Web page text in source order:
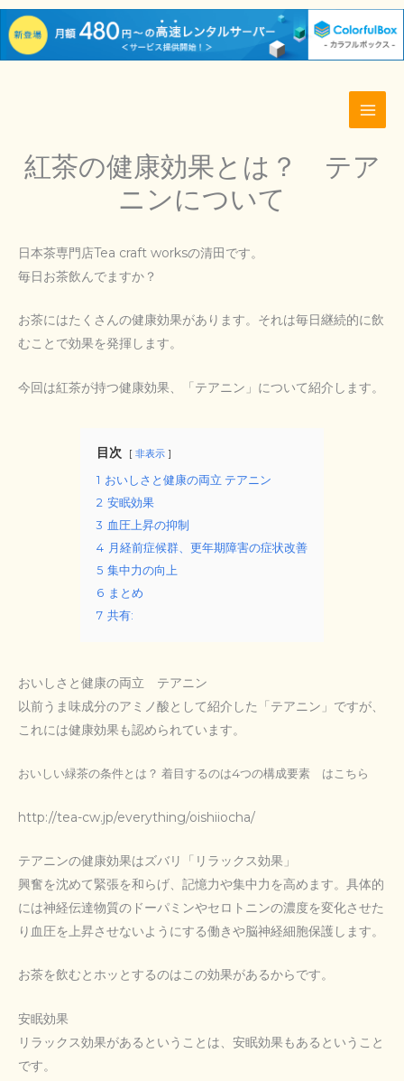
容
紅茶の健康効果とは？ テア
ニンについて
日本茶専門店Tea craft worksの清田です。
毎日お茶飲んでますか？
お茶にはたくさんの健康効果があります。それは毎日継続的に飲
むことで効果を発揮します。
今回は紅茶が持つ健康効果、「テアニン」について紹介します。
目次 非表示
1 おいしさと健康の両立 テアニン
2 安眠効果
3 血圧上昇の抑制
4 月経前症候群、更年期障害の症状改善
5 集中力の向上
6 まとめ
7 共有:
おいしさと健康の両立 テアニン
以前うま味成分のアミノ酸として紹介した「テアニン」ですが、
これには健康効果も認められています。
おいしい緑茶の条件とは？ 着目するのは4つの構成要素 はこちら
http://tea-cw.jp/everything/oishiiocha/
テアニンの健康効果はズバリ「リラックス効果」
興奮を沈めて緊張を和らげ、記憶力や集中力を高めます。具体的
には神経伝達物質のドーパミンやセロトニンの濃度を変化させた
り血圧を上昇させないようにする働きや脳神経細胞保護します。
お茶を飲むとホッとするのはこの効果があるからです。
安眠効果
リラックス効果があるということは、安眠効果もあるということ
です。